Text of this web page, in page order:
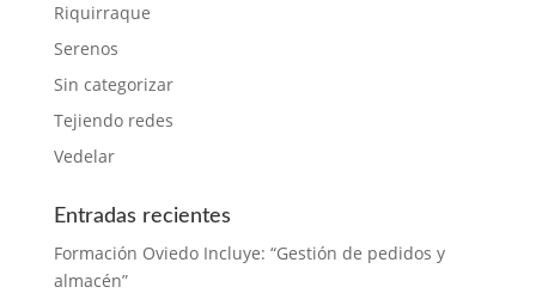
Riquirraque
Serenos
Sin categorizar
Tejiendo redes
Vedelar
Entradas recientes
Formación Oviedo Incluye: “Gestión de pedidos y
almacén”